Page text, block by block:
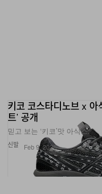
신발
키코 코스타디노브 x
트’ 공개
믿고 보는 ‘키코’맛 아식스.
Feb 9, 2026